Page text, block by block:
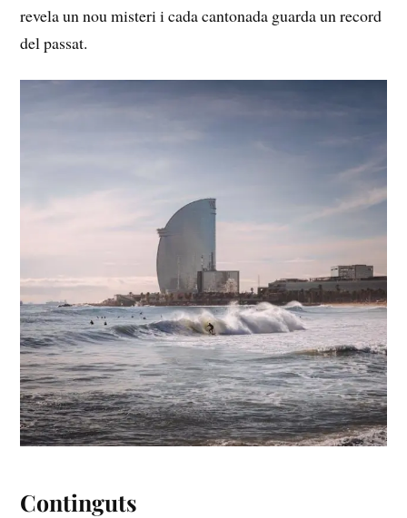
revela un nou misteri i cada cantonada guarda un‌ record​
del passat.
Continguts